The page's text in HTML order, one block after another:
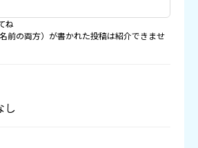
ね
前の両方）が書かれた投稿は紹介できませ
し